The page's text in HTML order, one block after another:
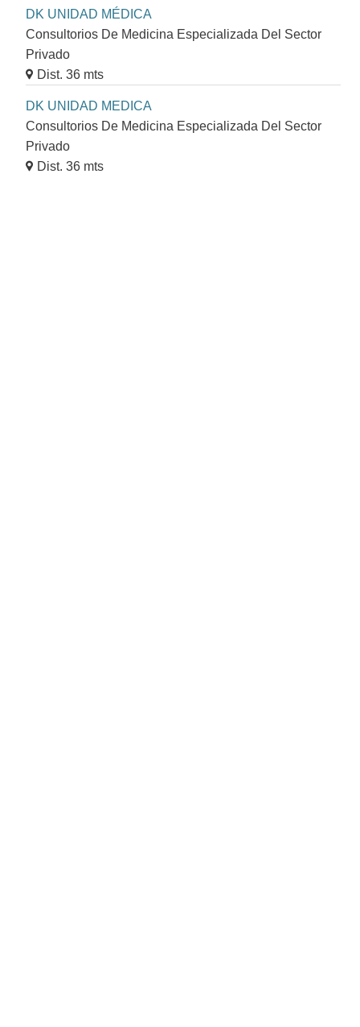
DK UNIDAD MÉDICA
Consultorios De Medicina Especializada Del Sector
Privado
Dist. 36 mts
DK UNIDAD MEDICA
Consultorios De Medicina Especializada Del Sector
Privado
Dist. 36 mts